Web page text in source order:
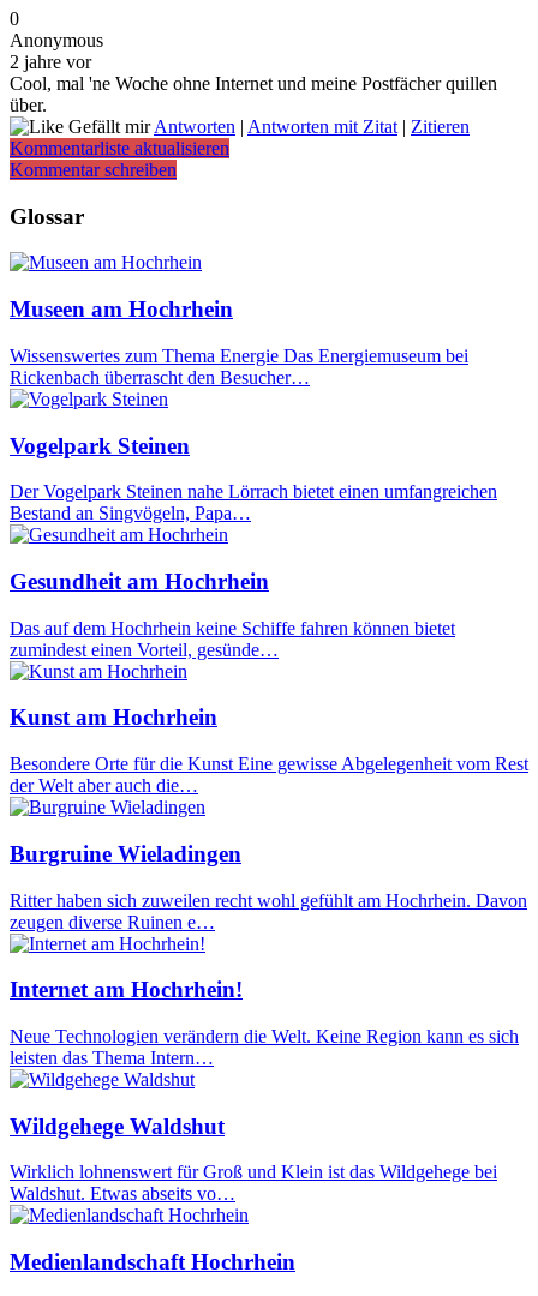
0
Anonymous
2 jahre vor
Cool, mal 'ne Woche ohne Internet und meine Postfächer quillen
über.
Gefällt mirAntworten | Antworten mit Zitat | Zitieren
Kommentarliste aktualisieren
Kommentar schreiben
Glossar
Museen am Hochrhein
Wissenswertes zum Thema Energie Das Energiemuseum bei
Rickenbach überrascht den Besucher…
Vogelpark Steinen
Der Vogelpark Steinen nahe Lörrach bietet einen umfangreichen
Bestand an Singvögeln, Papa…
Gesundheit am Hochrhein
Das auf dem Hochrhein keine Schiffe fahren können bietet
zumindest einen Vorteil, gesünde…
Kunst am Hochrhein
Besondere Orte für die Kunst Eine gewisse Abgelegenheit vom Rest
der Welt aber auch die…
Burgruine Wieladingen
Ritter haben sich zuweilen recht wohl gefühlt am Hochrhein. Davon
zeugen diverse Ruinen e…
Internet am Hochrhein!
Neue Technologien verändern die Welt. Keine Region kann es sich
leisten das Thema Intern…
Wildgehege Waldshut
Wirklich lohnenswert für Groß und Klein ist das Wildgehege bei
Waldshut. Etwas abseits vo…
Medienlandschaft Hochrhein